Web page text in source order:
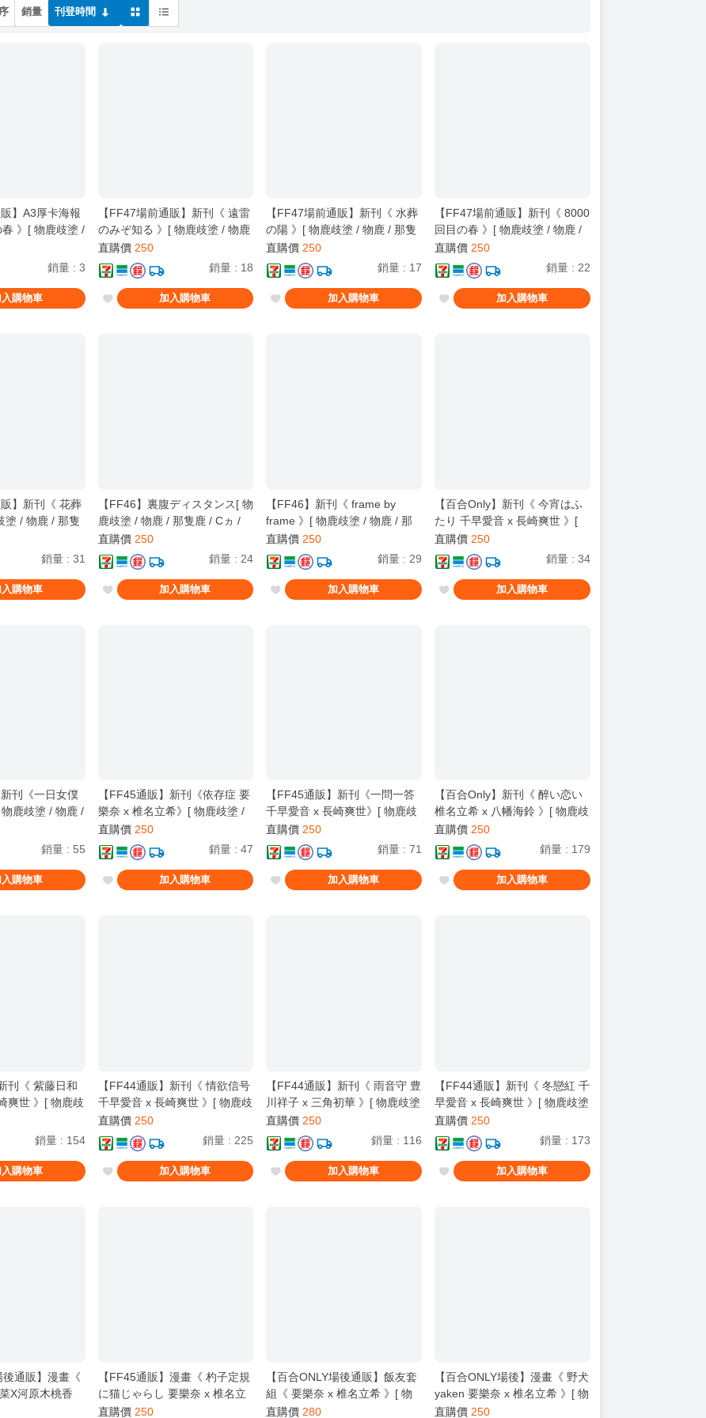
銷量 刊登時間
】A3厚卡海報
春 》[ 物鹿歧塗 /
ヵ / 壞孤兒 /
輝耀姬！/ 輝耀 /
千代 ]
銷量 : 3
購物車
【FF47場前通販】新刊《 遠雷
のみぞ知る 》[ 物鹿歧塗 / 物鹿
/ 那隻鹿 / Cヵ / 壞孤兒 / 壞孤児
/ 上伊那牡丹，醉姿如百合 / 礪
波伊吹 ]
直購價 250
銷量 : 18
加入購物車
【FF47場前通販】新刊《 水葬
の陽 》[ 物鹿歧塗 / 物鹿 / 那隻
鹿 / Cヵ / 壞孤兒 / 壞孤児 / 魔
法少女的魔女審判 / 櫻羽艾瑪 /
二階堂希羅 ]
直購價 250
銷量 : 17
加入購物車
【FF47場前通販】新刊《 8000
回目の春 》[ 物鹿歧塗 / 物鹿 /
那隻鹿 / Cヵ / 壞孤兒 / 壞孤児 /
超時空輝耀姬！/ 輝耀 / 酒寄彩
葉 / 月見八千代 ]
直購價 250
銷量 : 22
加入購物車
販】新刊《 花葬
塗 / 物鹿 / 那隻
/ 壞孤児 / 魔
]
銷量 : 31
購物車
【FF46】裏腹ディスタンス[ 物
鹿歧塗 / 物鹿 / 那隻鹿 / Cヵ /
壞孤兒 / 壞孤児 / BanG Dream!
Ave Mujica ]
直購價 250
銷量 : 24
加入購物車
【FF46】新刊《 frame by
frame 》[ 物鹿歧塗 / 物鹿 / 那
隻鹿 / Cヵ / 壞孤兒 / 壞孤児 /
BanG Dream! It's MyGO!!!!! ]
直購價 250
銷量 : 29
加入購物車
【百合Only】新刊《 今宵はふ
たり 千早愛音 x 長崎爽世 》[
物鹿歧塗 / 物鹿 / 那隻鹿 / Cヵ /
壞孤兒 / 壞孤児 / BanG Dream!
It's MyGO!!!!! ]
直購價 250
銷量 : 34
加入購物車
刊《一日女僕
鹿歧塗 / 物鹿 /
孤児 / BanG
]銷量 : 55
購物車
【FF45通販】新刊《依存症 要
樂奈 x 椎名立希》[ 物鹿歧塗 /
物鹿 / Cヵ / 壞孤兒 / 壞孤児 /
BanG dream! Its MyGO!!!!! ]
直購價 250
銷量 : 47
加入購物車
【FF45通販】新刊《一問一答
千早愛音 x 長崎爽世》[ 物鹿歧
塗 / 物鹿 / Cヵ / 壞孤兒 / 壞孤
児 / BanG Dream! It's
MyGO!!!!! ]
直購價 250
銷量 : 71
加入購物車
【百合Only】新刊《 醉い恋い
椎名立希 x 八幡海鈴 》[ 物鹿歧
塗 / 物鹿 / 那隻鹿 / Cヵ / 壞孤
兒 / 壞孤児 / BanG Dream! It's
MyGO!!!!! ]
直購價 250
銷量 : 179
加入購物車
刊《 紫藤日和
爽世 》[ 物鹿歧
/ Cヵ / 壞孤
Dream! It's
銷量 : 154
購物車
【FF44通販】新刊《 情欲信号
千早愛音 x 長崎爽世 》[ 物鹿歧
塗 / 物鹿 / Cヵ / 壞孤兒 / 壞孤
児 / BanG Dream! It's
MyGO!!!!! ]
直購價 250
銷量 : 225
加入購物車
【FF44通販】新刊《 雨音守 豊
川祥子 x 三角初華 》[ 物鹿歧塗
/ 物鹿 / Cヵ / 壞孤兒 / 壞孤児 /
BanG Dream! Ave Mujica ]
直購價 250
銷量 : 116
加入購物車
【FF44通販】新刊《 冬戀紅 千
早愛音 x 長崎爽世 》[ 物鹿歧塗
/ 物鹿 / Cヵ / 壞孤兒 / 壞孤児 /
BanG Dream! It's MyGO!!!!! ]
直購價 250
銷量 : 173
加入購物車
後通販】漫畫《
X河原木桃香
鹿 / Cヵ / 壞孤
【FF45通販】漫畫《 杓子定規
に猫じゃらし 要樂奈 x 椎名立
希 》[ 物鹿歧塗 / 物鹿 / Cヵ /
直購價 250
【百合ONLY場後通販】飯友套
組《 要樂奈 x 椎名立希 》[ 物
鹿歧塗 / 物鹿 / Cヵ / 壞孤兒 /
直購價 280
【百合ONLY場後】漫畫《 野犬
yaken 要樂奈 x 椎名立希 》[ 物
鹿歧塗 / 物鹿 / Cヵ / 壞孤兒 /
直購價 250